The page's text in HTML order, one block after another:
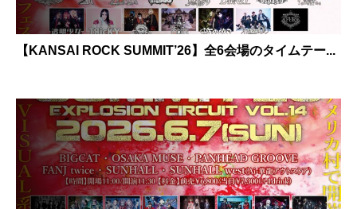
【KANSAI ROCK SUMMIT’26】全6会場のタイムテー...